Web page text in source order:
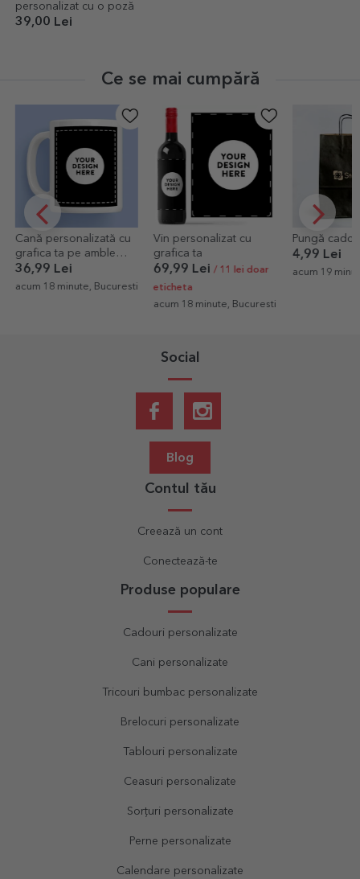
personalizat cu o poză
39,00 Lei
Ce se mai cumpără
Vin personalizat cu
grafica ta
69,99 Lei
eticheta
acum 18 minute, Bucuresti
Pungă cadou StarGift
4,99 Lei
acum 19 minute, Arad
interior
Mr &
79,00
Social
Blog
Contul tău
Creează un cont
Conectează-te
Produse populare
Cadouri personalizate
Cani personalizate
Tricouri bumbac personalizate
Brelocuri personalizate
Tablouri personalizate
Ceasuri personalizate
Sorțuri personalizate
Perne personalizate
Calendare personalizate